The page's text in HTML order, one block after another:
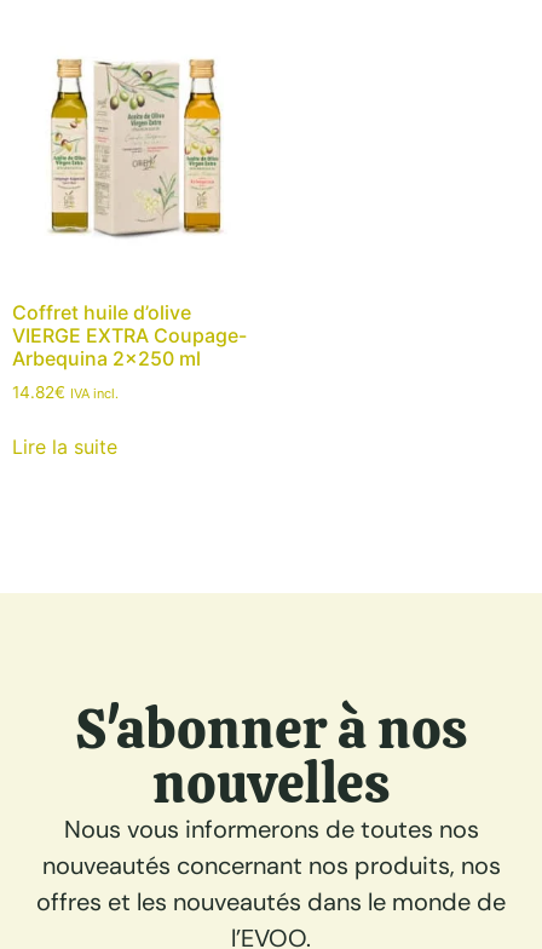
Coffret huile d’olive
VIERGE EXTRA Coupage-
Arbequina 2×250 ml
14.82€ IVA incl.
Lire la suite
S'abonner à nos
nouvelles
Nous vous informerons de toutes nos
nouveautés concernant nos produits, nos
offres et les nouveautés dans le monde de
l’EVOO.